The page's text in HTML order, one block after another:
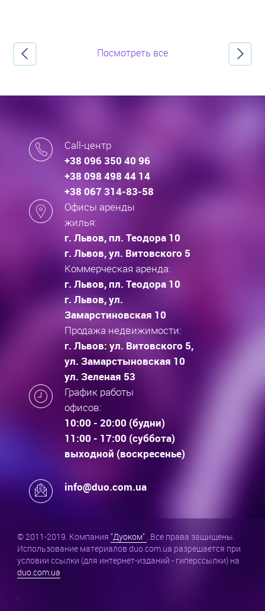
Посмотреть все
Call-центр
+38 096 350 40 96
+38 098 498 44 14
+38 067 314-83-58
Офисы аренды
жилья:
г. Львов, пл. Теодора 10
г. Львов, ул. Витовского 5
Коммерческая аренда:
г. Львов, пл. Теодора 10
г. Львов, ул.
Замарстиновская 10
Продажа недвижимости:
г. Львов: ул. Витовского 5,
ул. Замарстыновская 10
ул. Зеленая 53
График работы
офисов:
10:00 - 20:00 (будни)
11:00 - 17:00 (суббота)
выходной (воскресенье)
info@duo.com.ua
© 2011-2019. Компания "Дуоком" . Все права защищены.
Использование материалов duo.com.ua разрешается при
условии ссылки (для интернет-изданий - гиперссылки) на
duo.com.ua
.